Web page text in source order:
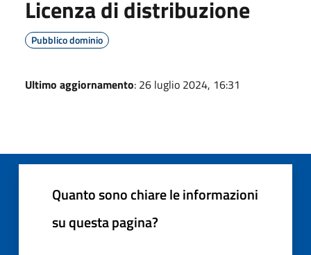
Licenza di distribuzione
Pubblico dominio
Ultimo aggiornamento: 26 luglio 2024, 16:31
Quanto sono chiare le informazioni
su questa pagina?